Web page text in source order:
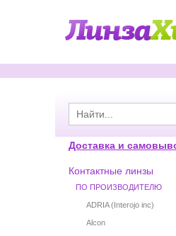
Дешевые контактные
Доставка и
Контактные линзы
ПО ПРОИЗВОДИТЕЛЮ
ADRIA (Interojo inc)
Alcon